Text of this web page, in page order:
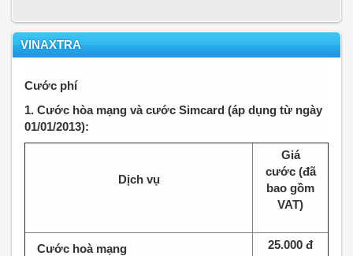
VINAXTRA
Cước phí
1. Cước hòa mạng và cước Simcard (áp dụng từ ngày
01/01/2013):
Dịch vụ
Giá
cước (đã
bao gồm
VAT)
Cước hoà mạng 25.000 đ